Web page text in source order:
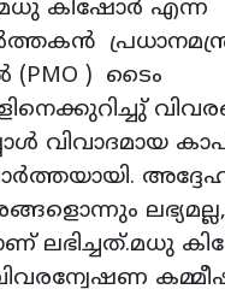
കിഷോർ എന്ന
) ടൈം
വിവാദമായ
ലഭിച്ചത്.മധു